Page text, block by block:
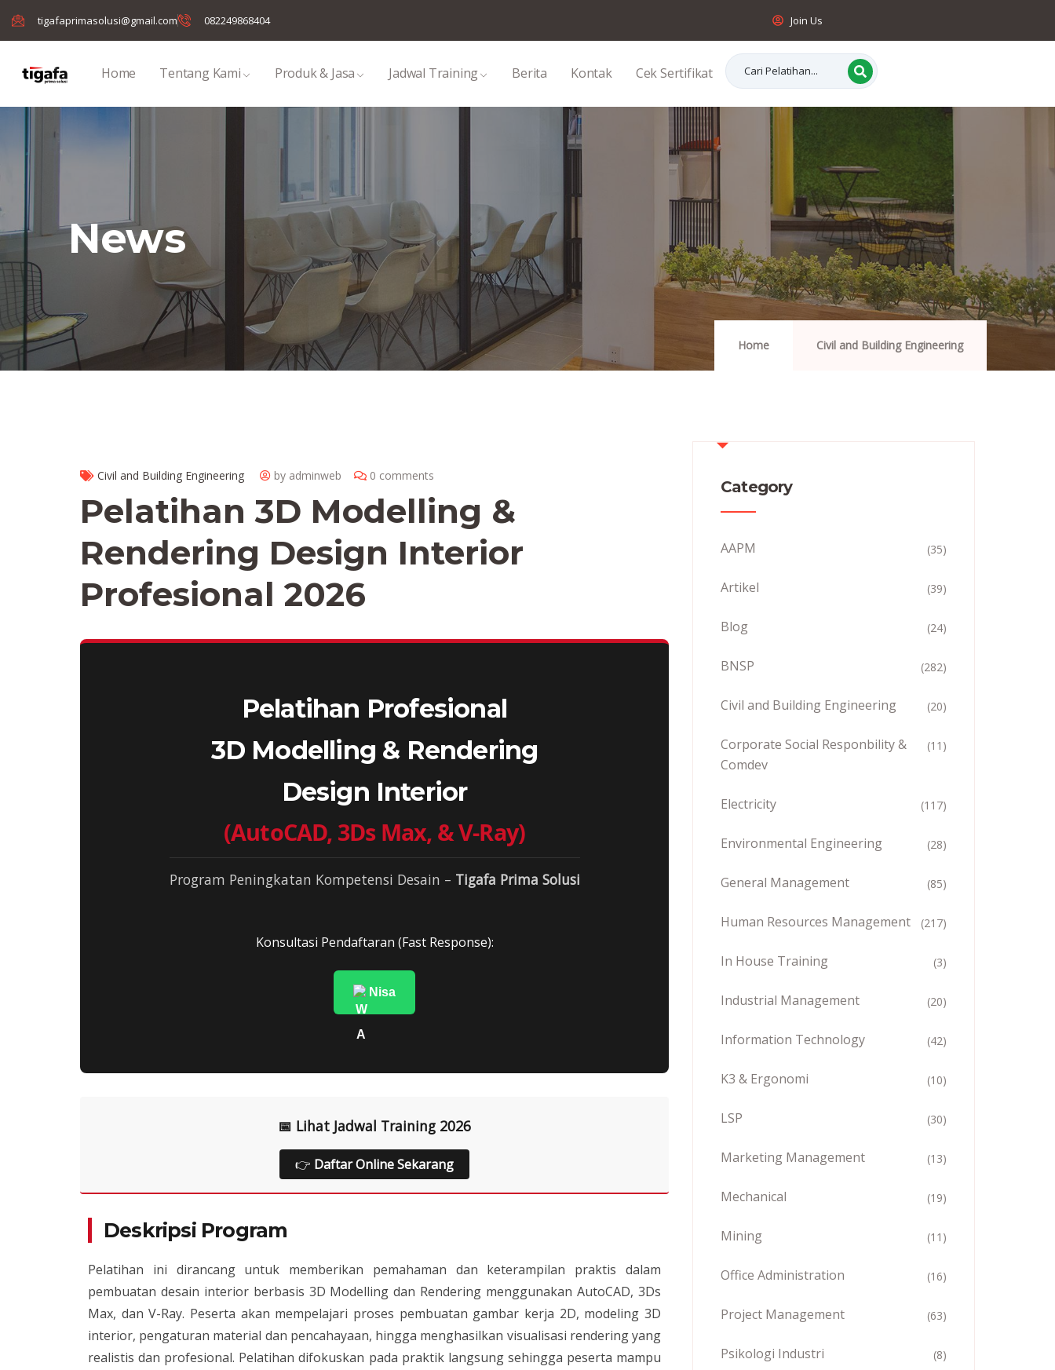
tigafaprimasolusi@gmail.com 082249868404 Join Us
Home Tentang Kami Produk & Jasa Jadwal Training Berita Kontak Cek Sertifikat
News
Home Civil and Building Engineering
Civil and Building Engineering by adminweb 0 comments
Pelatihan 3D Modelling &
Rendering Design Interior
Profesional 2026
Pelatihan Profesional
3D Modelling & Rendering
Design Interior
(AutoCAD, 3Ds Max, & V-Ray)
Program Peningkatan Kompetensi Desain – Tigafa Prima Solusi
Konsultasi Pendaftaran (Fast Response):
Nisa
📅 Lihat Jadwal Training 2026
👉 Daftar Online Sekarang
Deskripsi Program
Pelatihan ini dirancang untuk memberikan pemahaman dan keterampilan praktis dalam
pembuatan desain interior berbasis 3D Modelling dan Rendering menggunakan AutoCAD, 3Ds
Max, dan V-Ray. Peserta akan mempelajari proses pembuatan gambar kerja 2D, modeling 3D
interior, pengaturan material dan pencahayaan, hingga menghasilkan visualisasi rendering yang
realistis dan profesional. Pelatihan difokuskan pada praktik langsung sehingga peserta mampu
Category
AAPM (35)
Artikel (39)
Blog (24)
BNSP (282)
Civil and Building Engineering (20)
Corporate Social Responbility &
Comdev
(11)
Electricity (117)
Environmental Engineering (28)
General Management (85)
Human Resources Management (217)
In House Training (3)
Industrial Management (20)
Information Technology (42)
K3 & Ergonomi (10)
LSP (30)
Marketing Management (13)
Mechanical (19)
Mining (11)
Office Administration (16)
Project Management (63)
Psikologi Industri (8)